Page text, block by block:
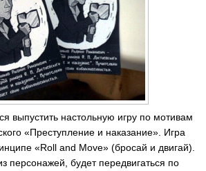
выпустить настольную игру по мотивам
«Преступление и наказание». Игра
«Roll and Move» (бросай и двигай).
персонажей, будет передвигаться по